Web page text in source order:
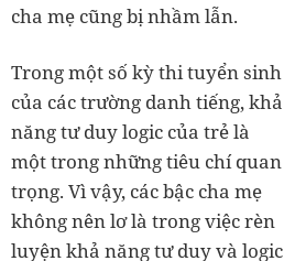
cha mẹ cũng bị nhầm lẫn.
Trong một số kỳ thi tuyển sinh
của các trường danh tiếng, khả
năng tư duy logic của trẻ là
một trong những tiêu chí quan
trọng. Vì vậy, các bậc cha mẹ
không nên lơ là trong việc rèn
luyện khả năng tư duy và logic